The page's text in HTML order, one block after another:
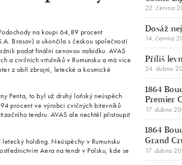
na koupi 64,89 procent
Brasov) a ukončila s českou společností
podat finální cenovou nabídku. AVAS
a civilních vrtulníků v Rumunsku a má více
z obří zbrojní, letecké a kosmické
Penta, to byl už druhý loňský neúspěch
procent ve výrobci cvičných bitevníků
tendru. AVAS ale nechtěl přistoupit
holding. Neúspěchy v Rumunsku
Aera na tendr v Polsku, kde se
22. června
Dosáž
14. června
Příliš
24. dubna
1864
Premier
17. dubna
1864
Grand
17. dubna